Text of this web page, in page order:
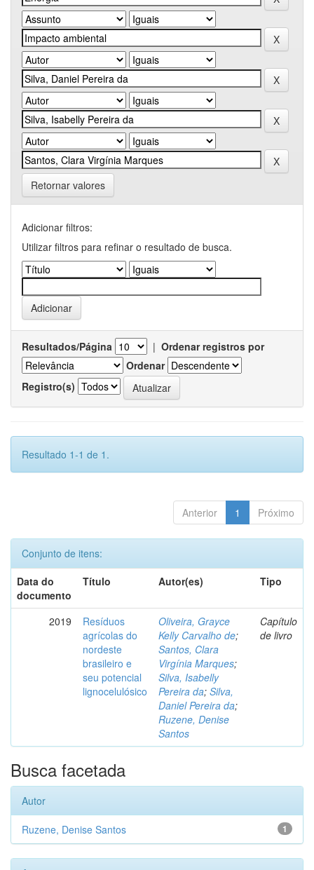
Retornar valores
Adicionar filtros:
Utilizar filtros para refinar o resultado de busca.
Resultados/Página | Ordenar registros por
Ordenar
Registro(s)
Resultado 1-1 de 1.
Anterior 1 Próximo
Conjunto de itens:
Data do
documento
Título Autor(es) Tipo
2019
Resíduos
agrícolas do
nordeste
brasileiro e
seu potencial
lignocelulósico
Oliveira, Grayce
Kelly Carvalho de;
Santos, Clara
Virgínia Marques;
Silva, Isabelly
Pereira da; Silva,
Daniel Pereira da;
Ruzene, Denise
Santos
Capítulo
de livro
Busca facetada
Autor
1
Ruzene, Denise Santos